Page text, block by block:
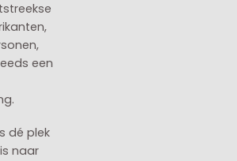
een
dé plek
naar